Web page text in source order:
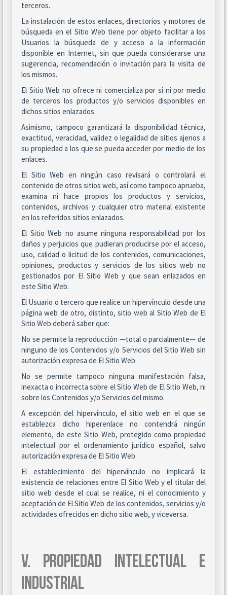
terceros.
La instalación de estos enlaces, directorios y motores de
búsqueda en el Sitio Web tiene por objeto facilitar a los
Usuarios la búsqueda de y acceso a la información
disponible en Internet, sin que pueda considerarse una
sugerencia, recomendación o invitación para la visita de
los mismos.
El Sitio Web no ofrece ni comercializa por sí ni por medio
de terceros los productos y/o servicios disponibles en
dichos sitios enlazados.
Asimismo, tampoco garantizará la disponibilidad técnica,
exactitud, veracidad, validez o legalidad de sitios ajenos a
su propiedad a los que se pueda acceder por medio de los
enlaces.
El Sitio Web en ningún caso revisará o controlará el
contenido de otros sitios web, así como tampoco aprueba,
examina ni hace propios los productos y servicios,
contenidos, archivos y cualquier otro material existente
en los referidos sitios enlazados.
El Sitio Web no asume ninguna responsabilidad por los
daños y perjuicios que pudieran producirse por el acceso,
uso, calidad o licitud de los contenidos, comunicaciones,
opiniones, productos y servicios de los sitios web no
gestionados por El Sitio Web y que sean enlazados en
este Sitio Web.
El Usuario o tercero que realice un hipervínculo desde una
página web de otro, distinto, sitio web al Sitio Web de El
Sitio Web deberá saber que:
No se permite la reproducción —total o parcialmente— de
ninguno de los Contenidos y/o Servicios del Sitio Web sin
autorización expresa de El Sitio Web.
No se permite tampoco ninguna manifestación falsa,
inexacta o incorrecta sobre el Sitio Web de El Sitio Web, ni
sobre los Contenidos y/o Servicios del mismo.
A excepción del hipervínculo, el sitio web en el que se
establezca dicho hiperenlace no contendrá ningún
elemento, de este Sitio Web, protegido como propiedad
intelectual por el ordenamiento jurídico español, salvo
autorización expresa de El Sitio Web.
El establecimiento del hipervínculo no implicará la
existencia de relaciones entre El Sitio Web y el titular del
sitio web desde el cual se realice, ni el conocimiento y
aceptación de El Sitio Web de los contenidos, servicios y/o
actividades ofrecidos en dicho sitio web, y viceversa.
V. PROPIEDAD INTELECTUAL E
INDUSTRIAL